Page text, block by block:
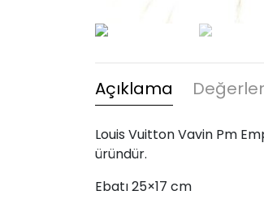
Açıklama
Louis Vuitton Vavin Pm
üründür.
Ebatı 25×17 cm